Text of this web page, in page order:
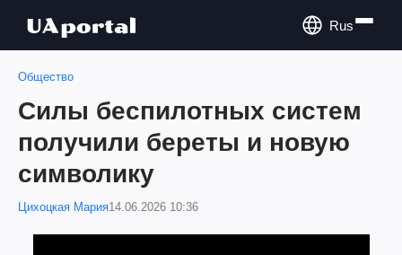
Rus
Общество
Силы беспилотных систем
получили береты и новую
символику
Цихоцкая Мария14.06.2026 10:36